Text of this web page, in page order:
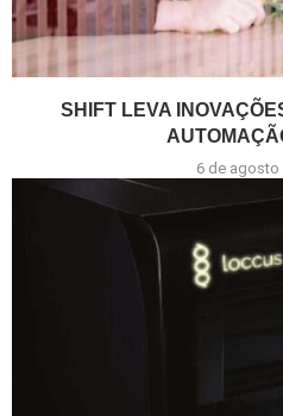
SHIFT LEVA
6 de agosto